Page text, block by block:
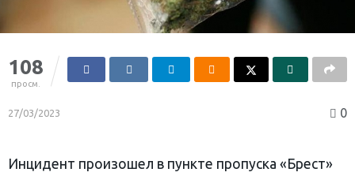
108
просм.
27/03/2023 0
Инцидент произошел в пункте пропуска «Брест»